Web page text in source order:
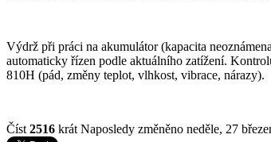
Výdrž při práci na akumulátor (kapacita
automaticky řízen podle aktuálního zatížení.
810H (pád, změny teplot, vlhkost, vibrace, nárazy).
Číst 2516 krát Naposledy změněno neděle, 27